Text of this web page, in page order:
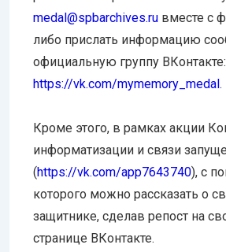
medal@spbarchives.ru вместе с
либо прислать информацию
официальную группу ВКонтакте:
https://vk.com/mymemory_medal.
Кроме этого, в рамках акции
информатизации и связи
(https://vk.com/app7643740), с
которого можно рассказать о
защитнике, сделав репост на
странице ВКонтакте.